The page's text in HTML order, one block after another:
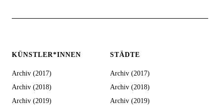
KÜNSTLER*INNEN
Archiv (2017)
Archiv (2018)
Archiv (2019)
STÄDTE
Archiv (2017)
Archiv (2018)
Archiv (2019)